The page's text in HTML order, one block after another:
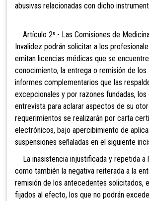
abusivas relacionadas con dicho
Artículo 2º.- Las Comisiones de
Invalidez podrán solicitar a los
emitan licencias médicas que se
conocimiento, la entrega o remisión de
informes complementarios que las
excepcionales y por razones fundadas, los
entrevista para aclarar aspectos de su
requerimientos se realizarán por carta
electrónicos, bajo apercibimiento de
suspensiones señaladas en el siguiente
La inasistencia injustificada y repetida a
como también la negativa reiterada a la
remisión de los antecedentes solicitados,
fijados al efecto, los que no podrán